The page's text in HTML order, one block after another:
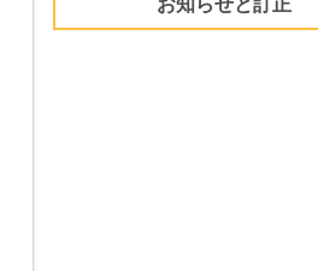
お知らせと訂正